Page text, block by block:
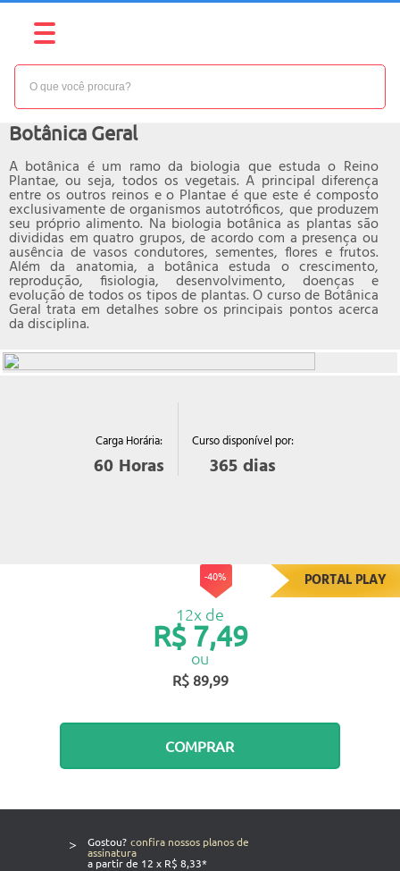
Carga Horária:
60 Horas
Curso disponível por:
365 dias
NÍVEL: BÁSICO
Botânica Geral
A botânica é um ramo da biologia que estuda o Reino
Plantae, ou seja, todos os vegetais. A principal diferença
entre os outros reinos e o Plantae é que este é composto
exclusivamente de organismos autotróficos, que produzem
seu próprio alimento. Na biologia botânica as plantas são
divididas em quatro grupos, de acordo com a presença ou
ausência de vasos condutores, sementes, flores e frutos.
Além da anatomia, a botânica estuda o crescimento,
reprodução, fisiologia, desenvolvimento, doenças e
evolução de todos os tipos de plantas. O curso de Botânica
Geral trata em detalhes sobre os principais pontos acerca
da disciplina.
-40% PORTAL PLAY
R$ 89,99
12x de
R$ 7,49
ou
COMPRAR
> Gostou? confira nossos planos de
assinatura
a partir de 12 x R$ 8,33*